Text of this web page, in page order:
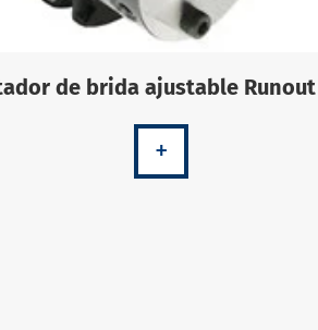
de brida ajustable Runout
+